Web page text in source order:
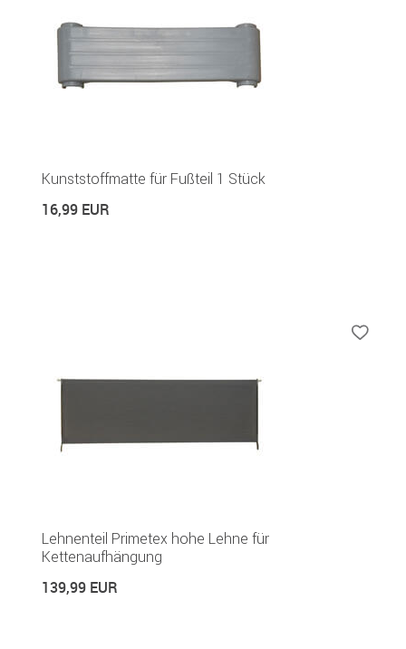
Kunststoffmatte für Fußteil 1 Stück
16,99 EUR
Lehnenteil Primetex hohe Lehne für
Kettenaufhängung
139,99 EUR